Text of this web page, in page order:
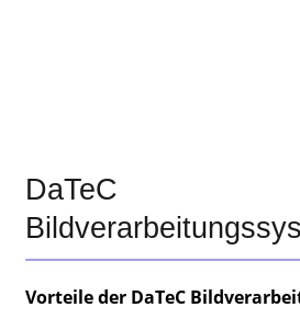
DaTeC
Vorteile der DaTeC